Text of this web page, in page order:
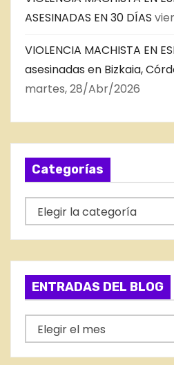
ASESINADAS EN 30 DÍAS
VIOLENCIA MACHISTA EN
asesinadas en Bizkaia,
martes, 28/Abr/2026
Categorías
a
t
e
o
í
a
ENTRADAS DEL BLOG
N